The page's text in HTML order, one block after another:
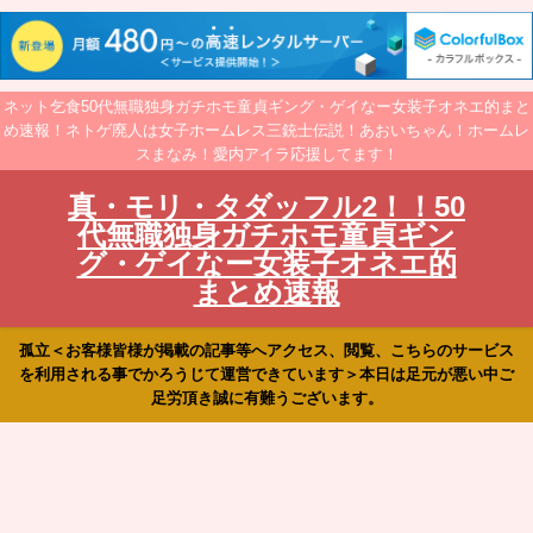
ネット乞食50代無職独身ガチホモ童貞ギング・ゲイなー女装子オネエ的まと
め速報！ネトゲ廃人は女子ホームレス三銃士伝説！あおいちゃん！ホームレ
スまなみ！愛内アイラ応援してます！
真・モリ・タダッフル2！！50
代無職独身ガチホモ童貞ギン
グ・ゲイなー女装子オネエ的
まとめ速報
孤立＜お客様皆様が掲載の記事等へアクセス、閲覧、こちらのサービス
を利用される事でかろうじて運営できています＞本日は足元が悪い中ご
足労頂き誠に有難うございます。